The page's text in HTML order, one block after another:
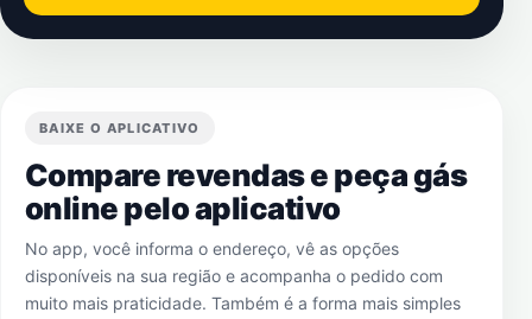
BAIXE O APLICATIVO
Compare revendas e peça gás
online pelo aplicativo
No app, você informa o endereço, vê as opções
disponíveis na sua região e acompanha o pedido com
muito mais praticidade. Também é a forma mais simples